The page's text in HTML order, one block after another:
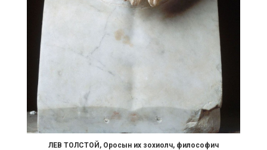
ЛЕВ ТОЛСТОЙ, Оросын их зохиолч, философич